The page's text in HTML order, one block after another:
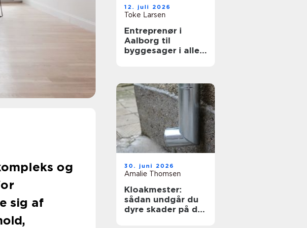
og
sig af
12. juli 2026
Toke Larsen
Entreprenør i
Aalborg til
byggesager i alle
30. juni 2026
Amalie Thomsen
Kloakmester:
sådan undgår du
dyre skader på din